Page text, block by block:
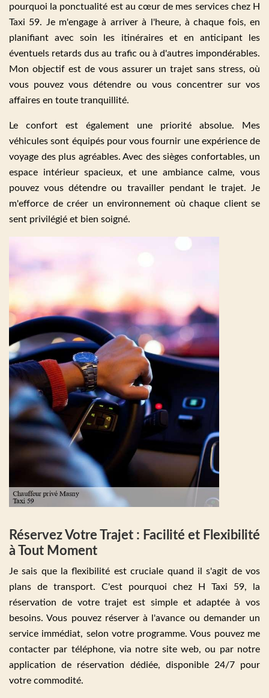
pourquoi la ponctualité est au cœur de mes services chez H
Taxi 59. Je m'engage à arriver à l'heure, à chaque fois, en
planifiant avec soin les itinéraires et en anticipant les
éventuels retards dus au trafic ou à d'autres impondérables.
Mon objectif est de vous assurer un trajet sans stress, où
vous pouvez vous détendre ou vous concentrer sur vos
affaires en toute tranquillité.
Le confort est également une priorité absolue. Mes
véhicules sont équipés pour vous fournir une expérience de
voyage des plus agréables. Avec des sièges confortables, un
espace intérieur spacieux, et une ambiance calme, vous
pouvez vous détendre ou travailler pendant le trajet. Je
m'efforce de créer un environnement où chaque client se
sent privilégié et bien soigné.
Réservez Votre Trajet : Facilité et Flexibilité
à Tout Moment
Je sais que la flexibilité est cruciale quand il s'agit de vos
plans de transport. C'est pourquoi chez H Taxi 59, la
réservation de votre trajet est simple et adaptée à vos
besoins. Vous pouvez réserver à l'avance ou demander un
service immédiat, selon votre programme. Vous pouvez me
contacter par téléphone, via notre site web, ou par notre
application de réservation dédiée, disponible 24/7 pour
votre commodité.